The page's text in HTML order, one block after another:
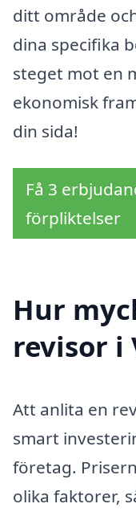
ditt område
dina specifika
steget mot en
ekonomisk
din sida!
Få 3
förpliktelser
Hur
revisor i
Att anlita en
smart
företag.
olika faktorer,